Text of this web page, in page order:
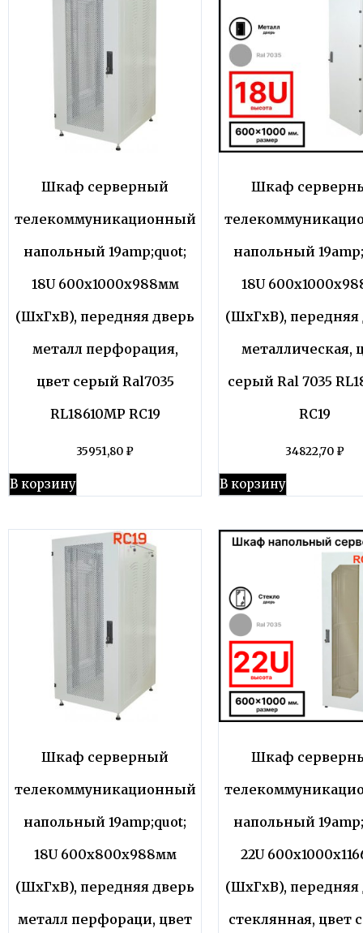
Шкаф серверный
телекоммуникационный
напольный 19amp;quot;
18U 600x1000x988мм
(ШхГхВ), передняя дверь
металл перфорация,
цвет серый Ral7035
RL18610MP RC19
35951,80 ₽
В корзину
Шкаф
напольный
18U
(ШхГхВ), передняя
металлическая,
серый Ral 7035
RC19
34822,70 ₽
В корзину
Шкаф серверный
телекоммуникационный
напольный 19amp;quot;
18U 600x800x988мм
(ШхГхВ), передняя дверь
металл перфораци, цвет
Шкаф
напольный
22U
(ШхГхВ), передняя
стеклянная, цвет